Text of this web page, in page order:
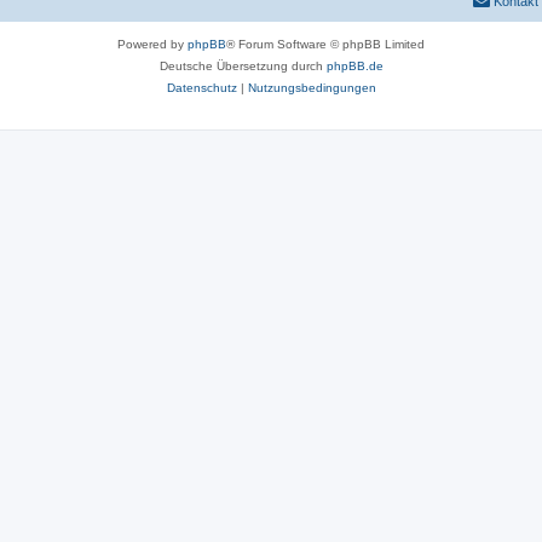
Powered by phpBB® Forum Software © phpBB Limited
Deutsche Übersetzung durch phpBB.de
Datenschutz| Nutzungsbedingungen